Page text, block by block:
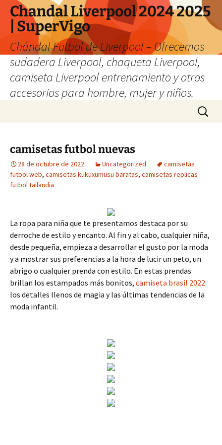
Chandal Liverpool 2024 2025
| SuperVigo
Chándal Futbol de Liverpool – Ofrecemos
sudadera Liverpool, chaqueta Liverpool,
camiseta Liverpool entrenamiento y otros
accesorios para hombre, mujer y niños.
Buscar:
camisetas futbol nuevas
28 de octubre de 2022 Uncategorized
camisetas
futbol web, camisetas kukuxumusu baratas, camisetas replicas
futbol tailandia
La ropa para niña que te presentamos destaca por su
derroche de estilo y encanto. Al fin y al cabo, cualquier niña,
desde pequeña, empieza a desarrollar el gusto por la moda
y a mostrar sus preferencias a la hora de lucir un peto, un
abrigo o cualquier prenda con estilo. En estas prendas
brillan los estampados más bonitos, camiseta brasil 2022
los detalles llenos de magia y las últimas tendencias de la
moda infantil.